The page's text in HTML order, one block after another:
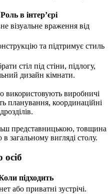
Роль в інтер’єрі
візуальне враження від
та підтримує стиль
стіл під стіни, підлогу,
дизайн кімнати.
використовують виробничі
планування, координаційні
представницькою, товщина
загальному вигляді столу.
осіб
підходить
або приватні зустрічі.